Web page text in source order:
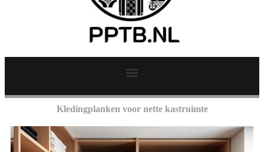
Kledingplanken voor nette kastruimte